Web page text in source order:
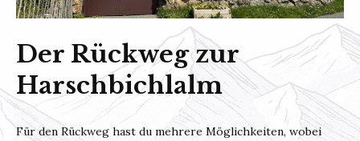
Der Rückweg zur
Harschbichlalm
Für den Rückweg hast du mehrere Möglichkeiten, wobei